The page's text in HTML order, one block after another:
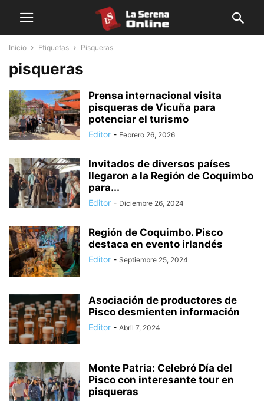
Inicio Etiquetas Pisqueras
pisqueras
Prensa internacional visita
pisqueras de Vicuña para
potenciar el turismo
Editor - Febrero 26, 2026
Invitados de diversos países
llegaron a la Región de Coquimbo
para...
Editor - Diciembre 26, 2024
Región de Coquimbo. Pisco
destaca en evento irlandés
Editor - Septiembre 25, 2024
Asociación de productores de
Pisco desmienten información
Editor - Abril 7, 2024
Monte Patria: Celebró Día del
Pisco con interesante tour en
pisqueras